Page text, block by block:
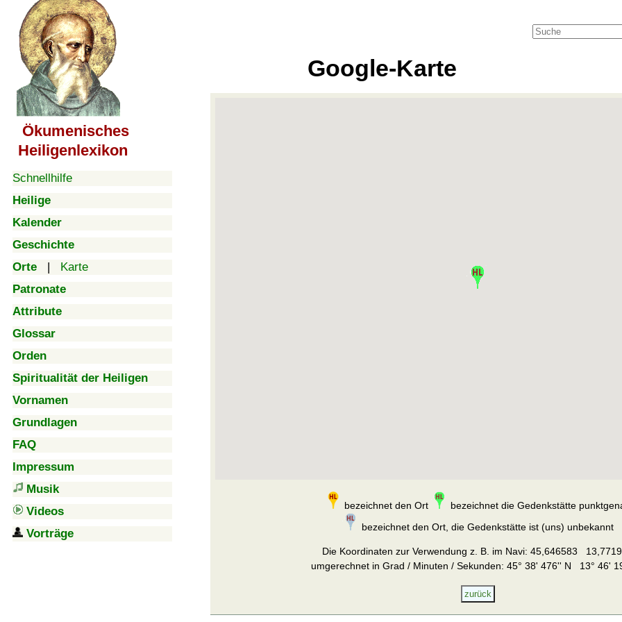
Ökumenisches
Heiligenlexikon
Schnellhilfe
Heilige
Kalender
Geschichte
Orte | Karte
Patronate
Attribute
Glossar
Orden
Spiritualität der Heiligen
Vornamen
Grundlagen
FAQ
Impressum
Musik
Videos
Vorträge
Google-Karte
bezeichnet den Ort
bezeichnet die Gedenkstätte
bezeichnet den Ort, die Gedenkstätte ist (uns) unbekannt
Die Koordinaten zur Verwendung z. B. im Navi: 45,646583
umgerechnet in Grad / Minuten / Sekunden: 45° 38' 476'' N 13° 46'